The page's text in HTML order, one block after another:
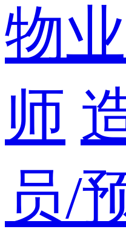
物
师
员/